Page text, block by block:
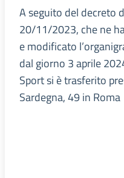
A seguito del decreto
20/11/2023, che ne
e modificato
dal giorno 3 aprile
Sport si è trasferito
Sardegna, 49 in Roma